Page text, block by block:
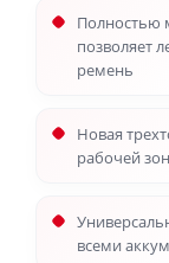
Полностью
позволяет
ремень
Новая
рабочей
всеми